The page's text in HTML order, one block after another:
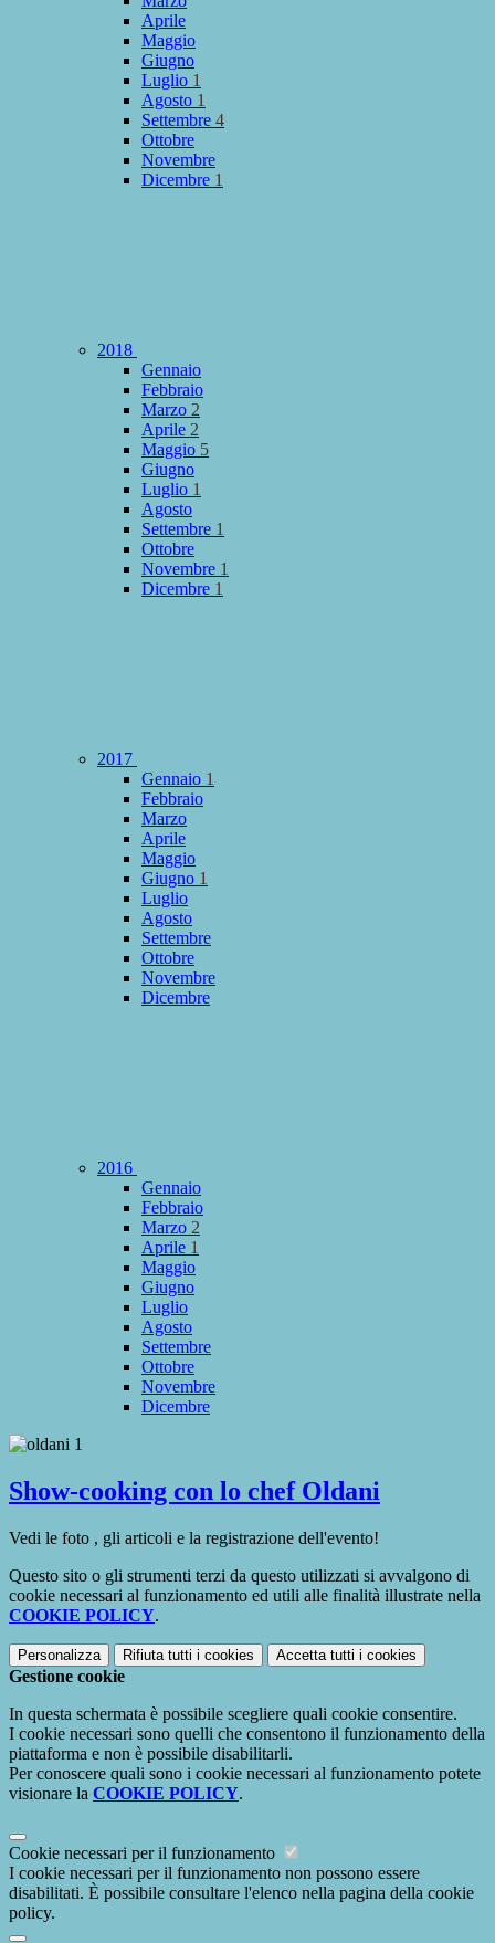
Aprile
Maggio
Giugno
Luglio 1
Agosto 1
Settembre 4
Ottobre
Novembre
Dicembre 1
2018
Gennaio
Febbraio
Marzo 2
Aprile 2
Maggio 5
Giugno
Luglio 1
Agosto
Settembre 1
Ottobre
Novembre 1
Dicembre 1
2017
Gennaio 1
Febbraio
Marzo
Aprile
Maggio
Giugno 1
Luglio
Agosto
Settembre
Ottobre
Novembre
Dicembre
2016
Gennaio
Febbraio
Marzo 2
Aprile 1
Maggio
Giugno
Luglio
Agosto
Settembre
Ottobre
Novembre
Dicembre
Show-cooking con lo chef Oldani
Vedi le foto , gli articoli e la registrazione dell'evento!
Questo sito o gli strumenti terzi da questo utilizzati si avvalgono di
cookie necessari al funzionamento ed utili alle finalità illustrate nella
COOKIE POLICY.
Personalizza Rifiuta tutti i cookies Accetta tutti i cookies
Gestione cookie
In questa schermata è possibile scegliere quali cookie consentire.
I cookie necessari sono quelli che consentono il funzionamento della
piattaforma e non è possibile disabilitarli.
Per conoscere quali sono i cookie necessari al funzionamento potete
visionare la COOKIE POLICY.
Cookie necessari per il funzionamento
I cookie necessari per il funzionamento non possono essere
disabilitati. È possibile consultare l'elenco nella pagina della cookie
policy.